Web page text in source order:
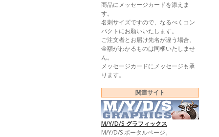
商品にメッセージカードを添えま
す。
名刺サイズですので、なるべくコン
パクトにお願いいたします。
ご注文者とお届け先名が違う場合、
金額がわかるものは同梱いたしませ
ん。
メッセージカードにメッセージも承
ります。
関連サイト
M/Y/D/S グラフィックス
M/Y/D/S ポータルページ。